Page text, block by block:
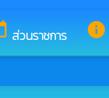
ส่วนราชการ info
นรับสู่เว็บไซต์ของ องค์ก